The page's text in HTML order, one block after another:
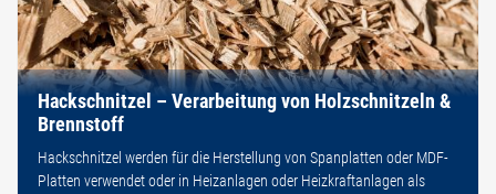
Hackschnitzel – Verarbeitung von Holzschnitzeln &
Brennstoff
Hackschnitzel werden für die Herstellung von Spanplatten oder MDF-
Platten verwendet oder in Heizanlagen oder Heizkraftanlagen als